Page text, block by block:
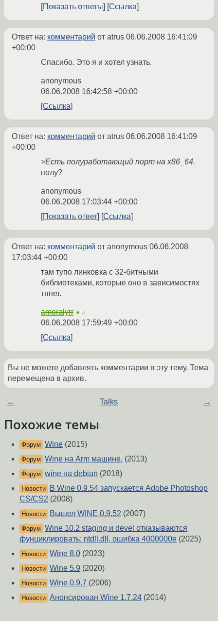
Показать ответы
Ссылка
Ответ на: комментарий от atrus 06.06.2008 16:41:09
+00:00
Спасибо. Это я и хотел узнать.
anonymous
06.06.2008 16:42:58 +00:00
Ссылка
Ответ на: комментарий от atrus 06.06.2008 16:41:09
+00:00
>Есть полуработающий порт на x86_64.
полу?
anonymous
06.06.2008 17:03:44 +00:00
Показать ответ
Ссылка
Ответ на: комментарий от anonymous 06.06.2008
17:03:44 +00:00
там тупо линковка с 32-битными
библиотеками, которые оно в зависимостях
тянет.
amoralyrr ★☆
06.06.2008 17:59:49 +00:00
Ссылка
Вы не можете добавлять комментарии в эту тему. Тема
перемещена в архив.
← Talks →
Похожие темы
Форум Wine (2015)
Форум Wine на Arm машине. (2013)
Форум wine на debian (2018)
Новости
В Wine 0.9.54 запускается Adobe Photoshop
CS/CS2 (2008)
Новости Вышел WINE 0.9.52 (2007)
Форум Wine 10.2 staging и devel отказываются
фунциклировать: ntdll.dll, ошибка 4000000e (2025)
Новости Wine 8.0 (2023)
Новости Wine 5.9 (2020)
Новости Wine 0.9.7 (2006)
Новости Анонсирован Wine 1.7.24 (2014)